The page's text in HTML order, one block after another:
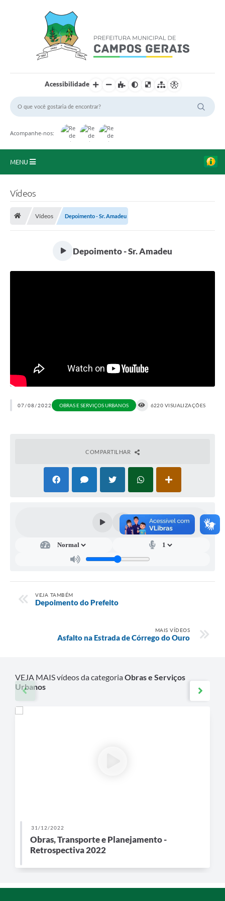
Acessibilidade
Acompanhe-nos:
MENU
Vídeos
Vídeos Depoimento - Sr. Amadeu
Depoimento - Sr. Amadeu
07/08/2022 OBRAS E SERVIÇOS URBANOS 6220 VISUALIZAÇÕES
COMPARTILHAR
VEJA TAMBÉM
Depoimento do Prefeito
MAIS VÍDEOS
Asfalto na Estrada de Córrego do Ouro
VEJA MAIS vídeos da categoriaObras e Serviços
Urbanos
31/12/2022
Obras, Transporte e Planejamento -
Retrospectiva 2022